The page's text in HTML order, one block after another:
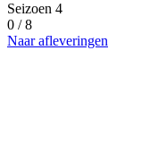
Seizoen 4
0 / 8
Naar afleveringen